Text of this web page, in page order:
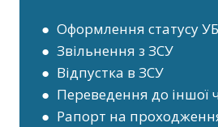
● Оформлення статусу
● Звільнення з ЗСУ
● Відпустка в ЗСУ
● Переведення до іншої
● Рапорт на